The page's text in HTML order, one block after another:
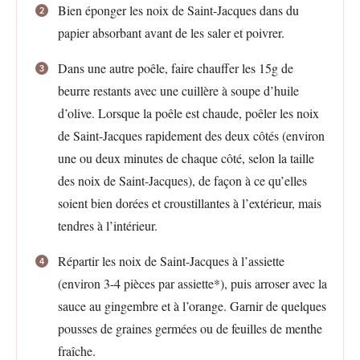
Bien éponger les noix de Saint-Jacques dans du
papier absorbant avant de les saler et poivrer.
Dans une autre poêle, faire chauffer les 15g de
beurre restants avec une cuillère à soupe d’huile
d’olive. Lorsque la poêle est chaude, poêler les noix
de Saint-Jacques rapidement des deux côtés (environ
une ou deux minutes de chaque côté, selon la taille
des noix de Saint-Jacques), de façon à ce qu’elles
soient bien dorées et croustillantes à l’extérieur, mais
tendres à l’intérieur.
Répartir les noix de Saint-Jacques à l’assiette
(environ 3-4 pièces par assiette*), puis arroser avec la
sauce au gingembre et à l’orange. Garnir de quelques
pousses de graines germées ou de feuilles de menthe
fraîche.